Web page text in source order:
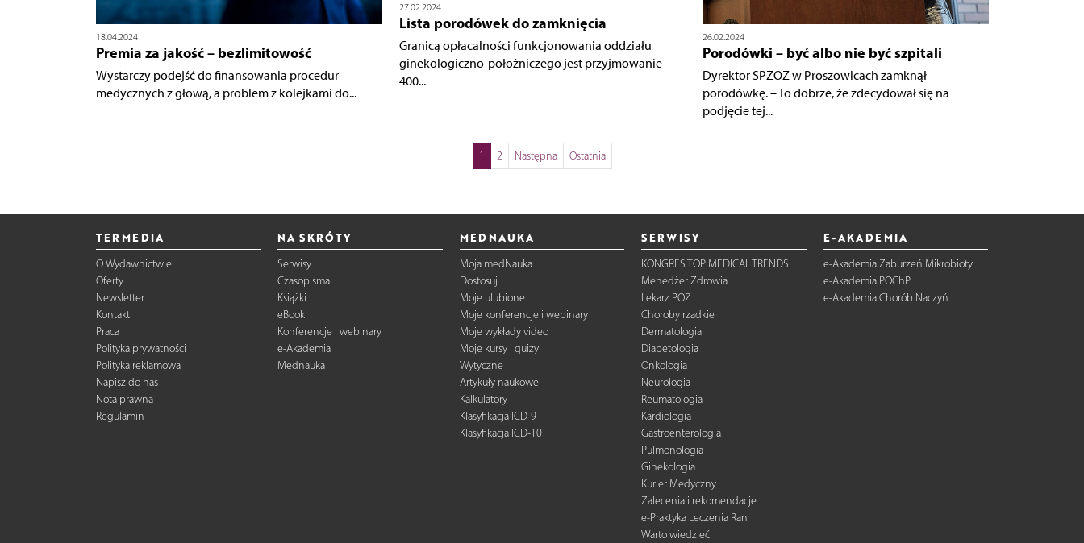
18.04.2024
Premia za jakość – bezlimitowość
Wystarczy podejść do finansowania procedur
medycznych z głową, a problem z kolejkami do...
27.02.2024
Lista porodówek do zamknięcia
Granicą opłacalności funkcjonowania oddziału
ginekologiczno-położniczego jest przyjmowanie
400...
26.02.2024
Porodówki – być albo nie być szpitali
Dyrektor SPZOZ w Proszowicach zamknął
porodówkę. – To dobrze, że zdecydował się na
podjęcie tej...
1 2 Następna Ostatnia
TERMEDIA
O Wydawnictwie
Oferty
Newsletter
Kontakt
Praca
Polityka prywatności
Polityka reklamowa
Napisz do nas
Nota prawna
Regulamin
NA SKRÓTY
Serwisy
Czasopisma
Książki
eBooki
Konferencje i webinary
e-Akademia
Mednauka
MEDNAUKA
Moja medNauka
Dostosuj
Moje ulubione
Moje konferencje i webinary
Moje wykłady video
Moje kursy i quizy
Wytyczne
Artykuły naukowe
Kalkulatory
Klasyfikacja ICD-9
Klasyfikacja ICD-10
SERWISY
KONGRES TOP MEDICAL TRENDS
Menedżer Zdrowia
Lekarz POZ
Choroby rzadkie
Dermatologia
Diabetologia
Onkologia
Neurologia
Reumatologia
Kardiologia
Gastroenterologia
Pulmonologia
Ginekologia
Kurier Medyczny
Zalecenia i rekomendacje
e-Praktyka Leczenia Ran
Warto wiedzieć
E-AKADEMIA
e-Akademia Zaburzeń Mikrobioty
e-Akademia POChP
e-Akademia Chorób Naczyń